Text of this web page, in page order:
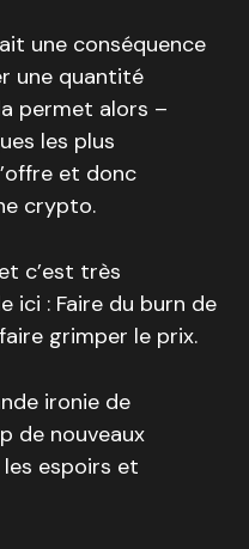
une conséquence
une quantité
permet alors –
les plus
et donc
crypto.
c’est très
ici : Faire du burn de
grimper le prix.
ironie de
de nouveaux
espoirs et